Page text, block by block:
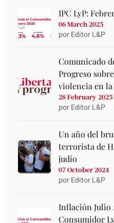
IPC LyP:
06 March 2025
por Editor L&P
Comunicado
Progreso
violencia en la
28 February 2025
por Editor L&P
Un año del
terrorista de
judío
07 October 2024
por Editor L&P
Inflación Julio
Consumidor